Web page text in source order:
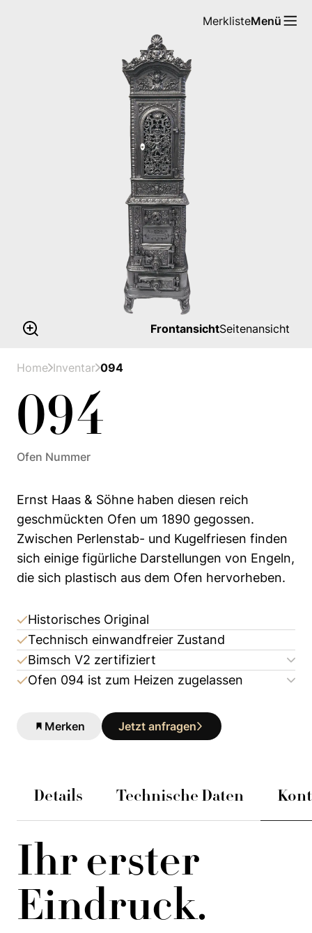
MerklisteMenü
FrontansichtSeitenansicht
Home Inventar 094
094
Ofen Nummer
Ernst Haas & Söhne haben diesen reich
geschmückten Ofen um 1890 gegossen.
Zwischen Perlenstab- und Kugelfriesen finden
sich einige figürliche Darstellungen von Engeln,
die sich plastisch aus dem Ofen hervorheben.
Historisches Original
Technisch einwandfreier Zustand
Bimsch V2 zertifiziert
Ofen 094 ist zum Heizen zugelassen
Merken Jetzt anfragen
Details Technische Daten
Ihr erster
Eindruck.